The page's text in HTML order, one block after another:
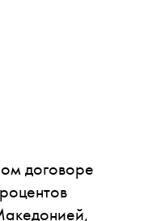
договоре